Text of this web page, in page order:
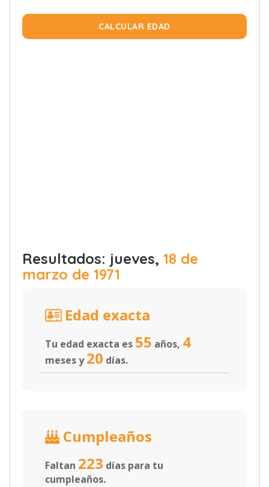
CALCULAR EDAD
Resultados: jueves, 18 de
marzo de 1971
Edad exacta
Tu edad exacta es 55 años, 4
meses y20 días.
Cumpleaños
Faltan 223 días para tu
cumpleaños.